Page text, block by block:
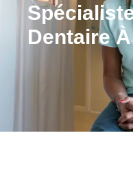
Dentaire